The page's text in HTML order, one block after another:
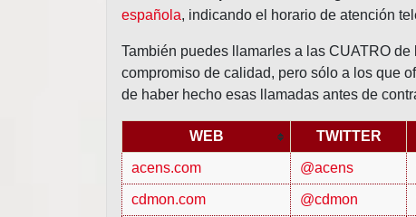
española, indicando el horario de atención
También puedes llamarles a las CUATRO
compromiso de calidad, pero sólo a los que
de haber hecho esas llamadas antes de
WEB TWITTER
acens.com @acens
cdmon.com @cdmon